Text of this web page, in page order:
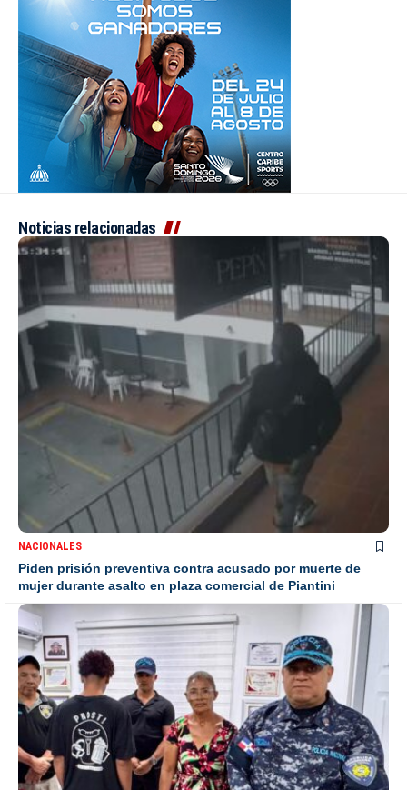
Noticias relacionadas
NACIONALES
Piden prisión preventiva contra acusado por muerte de
mujer durante asalto en plaza comercial de Piantini